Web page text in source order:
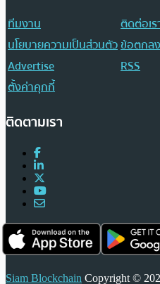
ทีมงาน
ติดต่อเร
นโยบายความเป็นส่วนตัวข้อตกล
Advertise
RSS
ตั้งค่าคุกกี้
ติดตามเรา
Siam Blockchain Copyright ©